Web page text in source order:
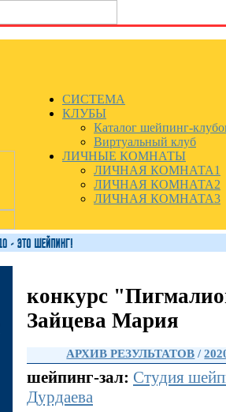
СИСТЕМА
КЛУБЫ
Каталог шейпинг-
Виртуальный клуб
ЛИЧНЫЕ КОМНАТЫ
ЛИЧНАЯ КОМНАТА1
ЛИЧНАЯ КОМНАТА2
ЛИЧНАЯ КОМНАТА3
конкурс
Зайцева Мария
АРХИВ РЕЗУЛЬТАТОВ /
шейпинг-зал: Студия
Дурдаева